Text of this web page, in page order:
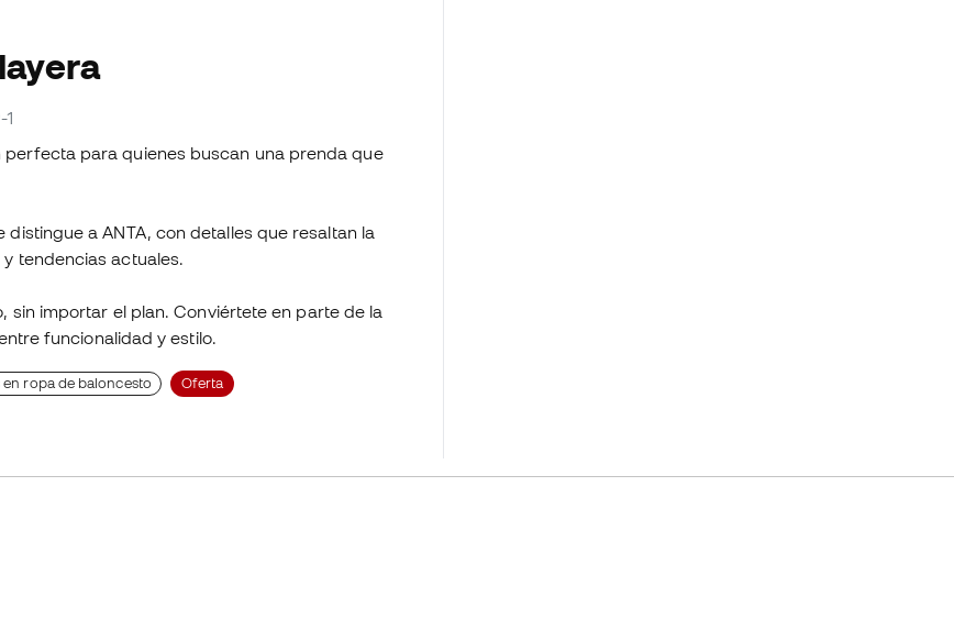
perfecta para quienes buscan una prenda que
a ANTA, con detalles que resaltan la
tendencias actuales.
sin importar el plan. Conviértete en parte de la
funcionalidad y estilo.
en ropa de baloncesto Oferta